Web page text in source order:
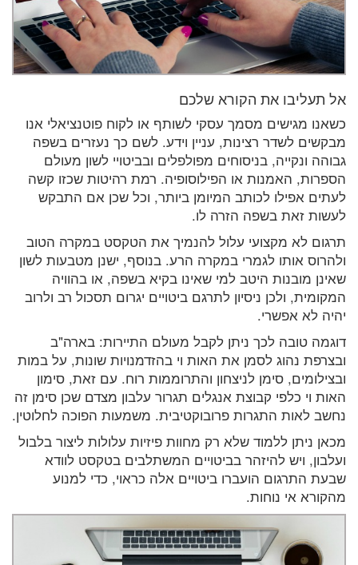
אל תעליבו את הקורא שלכם
כשאנו מגישים מסמך עסקי לשותף או לקוח פוטנציאלי אנו
מבקשים לשדר רצינות, עניין וידע. לשם כך נעזרים בשפה
גבוהה ונקייה, בניסוחים מפולפלים ובביטויי לשון מעולם
הספרות, האמנות או הפילוסופיה. רמת רהיטות שכזו קשה
לעתים אפילו לכותב המיומן ביותר, וכל שכן אם התבקש
לעשות זאת בשפה הזרה לו.
תרגום לא מקצועי עלול להנמיך את הטקסט במקרה הטוב
ולהרוס אותו לגמרי במקרה הרע. בנוסף, ישנן מטבעות לשון
שאינן מובנות היטב למי שאינו בקיא בשפה, או בהוויה
המקומית, ולכן ניסיון לתרגם ביטויים יגרום תסכול רב ולרוב
יהיה לא אפשרי.
דוגמה טובה לכך ניתן לקבל מעולם התיירות: בארה"ב
ובצרפת נהוג לסמן את האות וי בהזדמנויות שונות, על במות
ובצילומים, סימן לניצחון והתרוממות רוח. עם זאת, סימון
האות וי כלפי קבוצת אנגלים תגרור עלבון מצדם שכן סימן זה
נחשב לאות התגרות פרובוקטיבית. משמעות הפוכה לחלוטין.
מכאן ניתן ללמוד שלא רק מחוות פיזיות עלולות ליצור בלבול
ועלבון, ויש להיזהר בביטויים המשתלבים בטקסט לוודא
שבעת התרגום הועברו ביטויים אלה כראוי, כדי למנוע
מהקורא אי נוחות.